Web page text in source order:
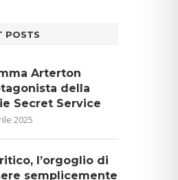
POSTS
Arterton
della
Secret Service
2025
l’orgoglio di
semplicemente